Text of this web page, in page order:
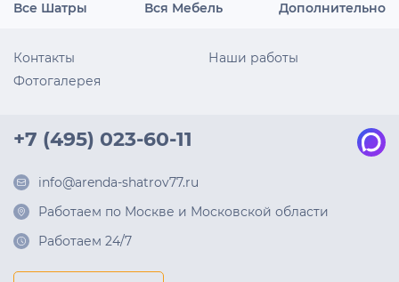
Все Шатры Вся Мебель Дополнительно
Контакты
Наши работы
Фотогалерея
+7 (495) 023-60-11
info@arenda-shatrov77.ru
Работаем по Москве и Московской области
Работаем 24/7